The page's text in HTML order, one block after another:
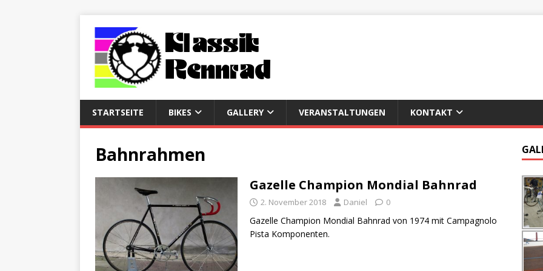
STARTSEITE BIKES GALLERY VERANSTALTUNGEN KONTAKT
Bahnrahmen
Gazelle Champion Mondial Bahnrad
2. November 2018 Daniel 0
Gazelle Champion Mondial Bahnrad von 1974 mit Campagnolo
Pista Komponenten.